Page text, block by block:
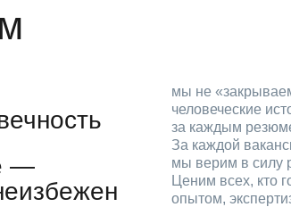
мы не
человеческие
за каждым
За каждой
—
мы верим в силу
Ценим всех, кто
опытом,